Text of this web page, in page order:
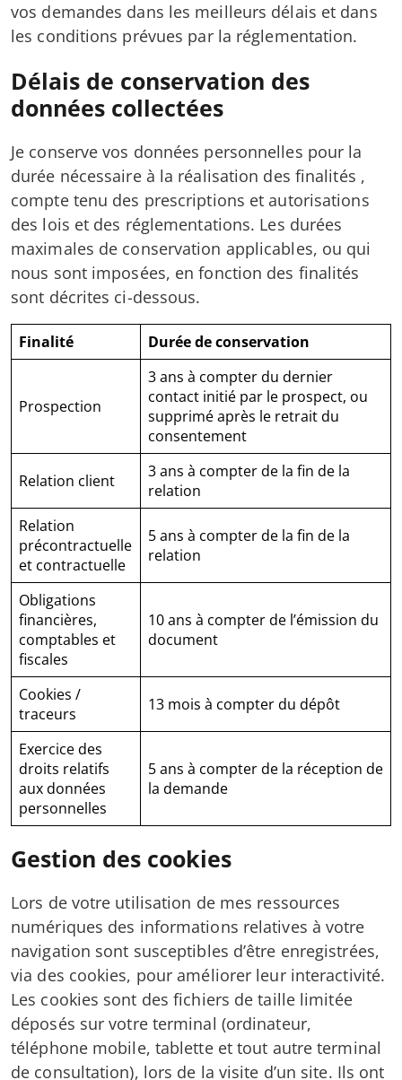
vos demandes dans les meilleurs délais et dans
les conditions prévues par la réglementation.
Délais de conservation des
données collectées
Je conserve vos données personnelles pour la
durée nécessaire à la réalisation des finalités ,
compte tenu des prescriptions et autorisations
des lois et des réglementations. Les durées
maximales de conservation applicables, ou qui
nous sont imposées, en fonction des finalités
sont décrites ci-dessous.
Finalité Durée de conservation
Prospection
3 ans à compter du dernier
contact initié par le prospect, ou
supprimé après le retrait du
consentement
Relation client
3 ans à compter de la fin de la
relation
Relation
précontractuelle
et contractuelle
5 ans à compter de la fin de la
relation
Obligations
financières,
comptables et
fiscales
10 ans à compter de l’émission du
document
Cookies /
traceurs
13 mois à compter du dépôt
Exercice des
droits relatifs
aux données
personnelles
5 ans à compter de la réception de
la demande
Gestion des cookies
Lors de votre utilisation de mes ressources
numériques des informations relatives à votre
navigation sont susceptibles d’être enregistrées,
via des cookies, pour améliorer leur interactivité.
Les cookies sont des fichiers de taille limitée
déposés sur votre terminal (ordinateur,
téléphone mobile, tablette et tout autre terminal
de consultation), lors de la visite d’un site. Ils ont